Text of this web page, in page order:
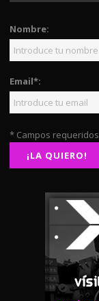
Nombre:
Email*:
* Campos requeridos